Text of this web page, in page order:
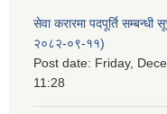
सेवा करारमा पदपूर्ति
२०८२-०९-११)
Post date: Friday,
11:28